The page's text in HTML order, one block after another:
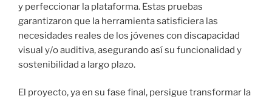
y perfeccionar la plataforma. Estas pruebas
garantizaron que la herramienta satisficiera las
necesidades reales de los jóvenes con discapacidad
visual y/o auditiva, asegurando así su funcionalidad y
sostenibilidad a largo plazo.
El proyecto, ya en su fase final, persigue transformar la